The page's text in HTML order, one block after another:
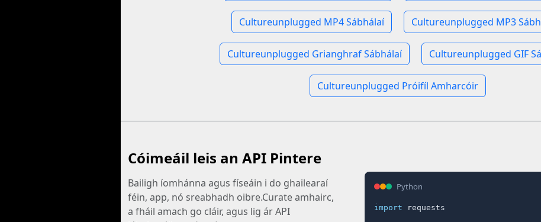
Cultureunplugged MP4 Sábhálaí Cultureunplugged MP3
Cultureunplugged Grianghraf Sábhálaí Cultureunplugged GIF
Cultureunplugged Próifíl Amharcóir
Cóimeáil leis an API Pintere
Bailigh íomhánna agus físeáin i do ghailearaí
féin, app, nó sreabhadh oibre.Curate amhairc,
a fháil amach go cláir, agus lig ár API
Python
import requests